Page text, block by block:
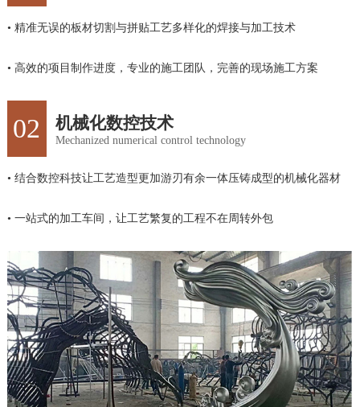
• 精准无误的板材切割与拼贴工艺多样化的焊接与加工技术
• 高效的项目制作进度，专业的施工团队，完善的现场施工方案
02 机械化数控技术
Mechanized numerical control technology
• 结合数控科技让工艺造型更加游刃有余一体压铸成型的机械化器材
• 一站式的加工车间，让工艺繁复的工程不在周转外包